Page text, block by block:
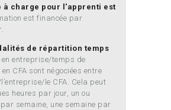
à charge pour l'apprenti est
est financée par
de répartition temps
en entreprise/temps de
CFA sont négociées entre
le CFA. Cela peut
heures par jour, un ou
semaine, une semaine par